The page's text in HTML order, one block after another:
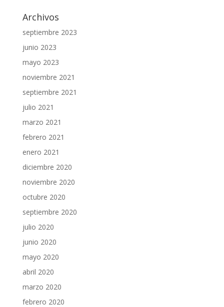
Archivos
septiembre 2023
junio 2023
mayo 2023
noviembre 2021
septiembre 2021
julio 2021
marzo 2021
febrero 2021
enero 2021
diciembre 2020
noviembre 2020
octubre 2020
septiembre 2020
julio 2020
junio 2020
mayo 2020
abril 2020
marzo 2020
febrero 2020